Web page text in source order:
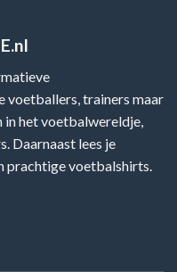
voetballers, trainers maar
het voetbalwereldje,
Daarnaast lees je
prachtige voetbalshirts.